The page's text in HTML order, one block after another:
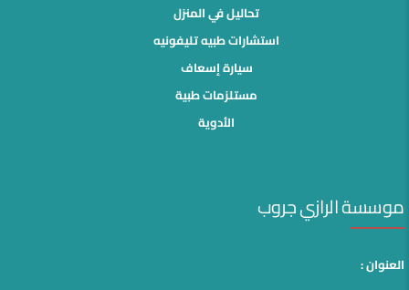
تحاليل في المنزل
استشارات طبيه تليفونيه
سيارة إسعاف
مستلزمات طبية
الأدوية
موسسة الرازي جروب
العنوان :